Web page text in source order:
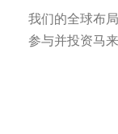
我们的全球布
参与并投资马来